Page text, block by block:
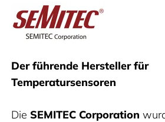
Semitec
Der führende Hersteller für
Temperatursensoren
Die SEMITEC Corporation